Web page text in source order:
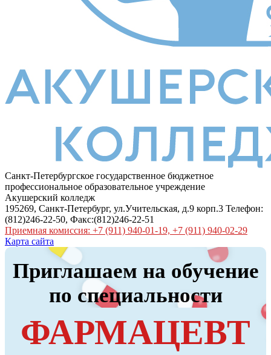
Санкт-Петербургское государственное бюджетное
профессиональное образовательное учреждение
Акушерский колледж
195269, Санкт-Петербург, ул.Учительская, д.9 корп.3 Телефон:
(812)246-22-50, Факс:(812)246-22-51
Приемная комиссия: +7 (911) 940-01-19, +7 (911) 940-02-29
Карта сайта
Приглашаем на обучение
по специальности
ФАРМАЦЕВТ